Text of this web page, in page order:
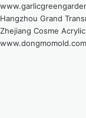
Hangzhou Grand
Zhejiang Cosme
www.dongmomold.com